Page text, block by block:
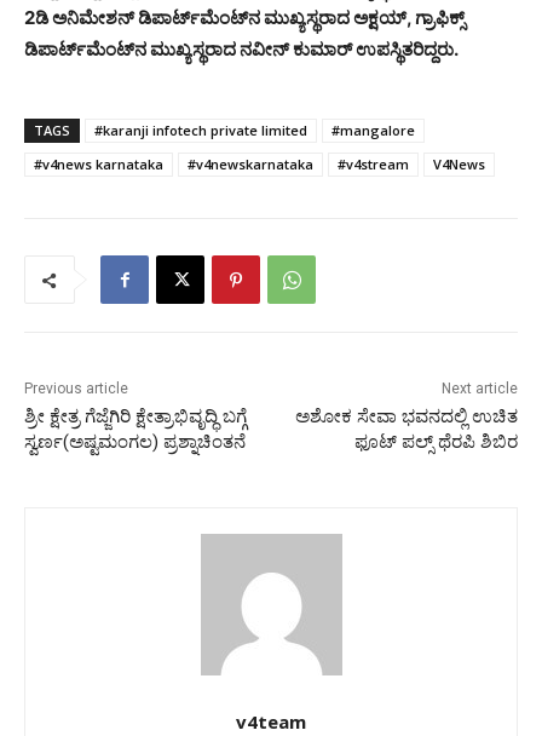
2ಡಿ ಅನಿಮೇಶನ್ ಡಿಪಾರ್ಟ್‍ಮೆಂಟ್‍ನ ಮುಖ್ಯಸ್ಥರಾದ ಅಕ್ಷಯ್, ಗ್ರಾಫಿಕ್ಸ್
ಡಿಪಾರ್ಟ್‍ಮೆಂಟ್‍ನ ಮುಖ್ಯಸ್ಥರಾದ ನವೀನ್ ಕುಮಾರ್ ಉಪಸ್ಥಿತರಿದ್ದರು.
TAGS #karanji infotech private limited
#mangalore
#v4news karnataka
#v4newskarnataka #v4stream V4News
Previous article
ಶ್ರೀ ಕ್ಷೇತ್ರ ಗೆಜ್ಜೆಗಿರಿ ಕ್ಷೇತ್ರಾಭಿವೃದ್ಧಿ ಬಗ್ಗೆ
ಸ್ವರ್ಣ(ಅಷ್ಟಮಂಗಲ) ಪ್ರಶ್ನಾಚಿಂತನೆ
Next article
ಅಶೋಕ ಸೇವಾ ಭವನದಲ್ಲಿ ಉಚಿತ
ಫೂಟ್ ಪಲ್ಸ್ ಥೆರಪಿ ಶಿಬಿರ
v4team